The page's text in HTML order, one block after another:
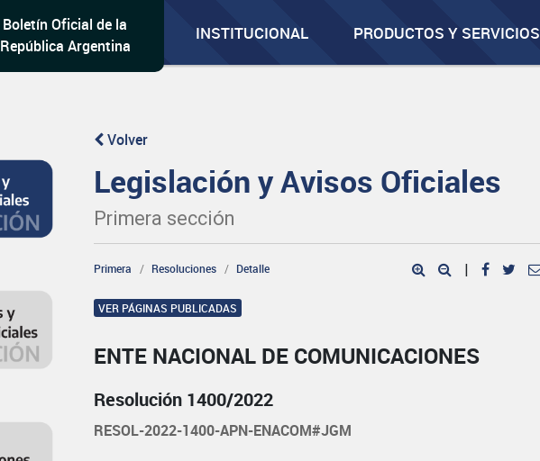
Boletín Oficial de la
República Argentina
INSTITUCIONAL PRODUCTOS Y SERVICIOS
Volver
Legislación y Avisos Oficiales
Primera sección
Primera Resoluciones Detalle |
VER PÁGINAS PUBLICADAS
ENTE NACIONAL DE COMUNICACIONES
Resolución 1400/2022
RESOL-2022-1400-APN-ENACOM#JGM